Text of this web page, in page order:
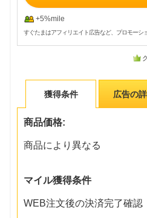
+5%mile
すぐたまはアフィリエイト広告など、プロモーシ
獲得条件 広告の
商品価格:
商品により異なる
マイル獲得条件
WEB注文後の決済完了確認